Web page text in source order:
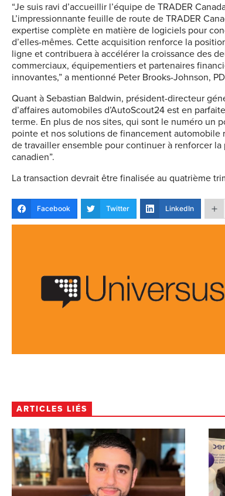
“Je suis ravi d’accueillir l’équipe de TRADER
L’impressionnante feuille de route de TRADER
expertise complète en matière de logiciels pour
d’elles-mêmes. Cette acquisition renforce la
ligne et contribuera à accélérer la croissance des
commerciaux, équipementiers et partenaires
innovantes,” a mentionné Peter Brooks-Johnson,
Quant à Sebastian Baldwin, président-directeur
d’affaires automobiles d’AutoScout24 est en
terme. En plus de nos sites, qui sont le numéro un
pointe et nos solutions de financement automobile
de travailler ensemble pour continuer à renforcer
canadien”.
La transaction devrait être finalisée au quatrième
Facebook Twitter LinkedIn
ARTICLES LIÉS